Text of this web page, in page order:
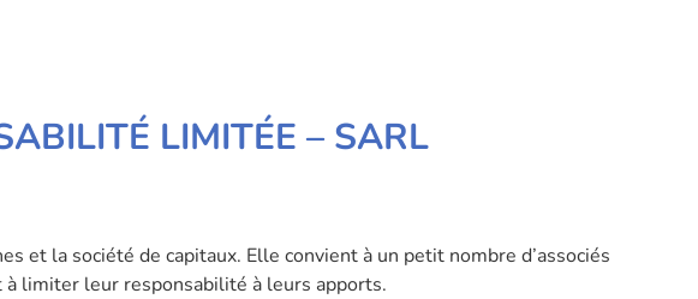
LIMITÉE – SARL
et la société de capitaux. Elle convient à un petit nombre d’associés
limiter leur responsabilité à leurs apports.